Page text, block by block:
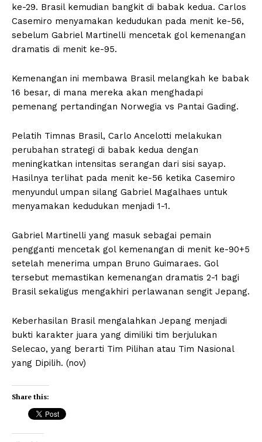
ke-29. Brasil kemudian bangkit di babak kedua. Carlos
Casemiro menyamakan kedudukan pada menit ke-56,
sebelum Gabriel Martinelli mencetak gol kemenangan
dramatis di menit ke-95.
Kemenangan ini membawa Brasil melangkah ke babak
16 besar, di mana mereka akan menghadapi
pemenang pertandingan Norwegia vs Pantai Gading.
Pelatih Timnas Brasil, Carlo Ancelotti melakukan
perubahan strategi di babak kedua dengan
meningkatkan intensitas serangan dari sisi sayap.
Hasilnya terlihat pada menit ke-56 ketika Casemiro
menyundul umpan silang Gabriel Magalhaes untuk
menyamakan kedudukan menjadi 1-1.
Gabriel Martinelli yang masuk sebagai pemain
pengganti mencetak gol kemenangan di menit ke-90+5
setelah menerima umpan Bruno Guimaraes. Gol
tersebut memastikan kemenangan dramatis 2-1 bagi
Brasil sekaligus mengakhiri perlawanan sengit Jepang.
Keberhasilan Brasil mengalahkan Jepang menjadi
bukti karakter juara yang dimiliki tim berjulukan
Selecao, yang berarti Tim Pilihan atau Tim Nasional
yang Dipilih. (nov)
Share this: